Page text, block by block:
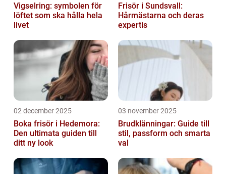
Vigselring: symbolen för
löftet som ska hålla hela
livet
Frisör i Sundsvall:
Hårmästarna och deras
expertis
02 december 2025
Boka frisör i Hedemora:
Den ultimata guiden till
ditt ny look
03 november 2025
Brudklänningar: Guide till
stil, passform och smarta
val